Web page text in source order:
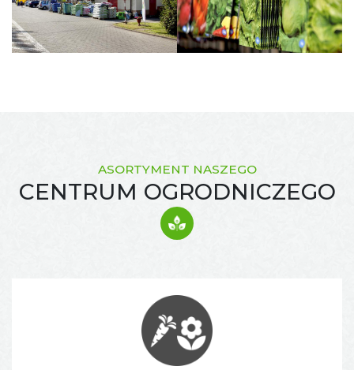
ASORTYMENT NASZEGO
CENTRUM OGRODNICZEGO